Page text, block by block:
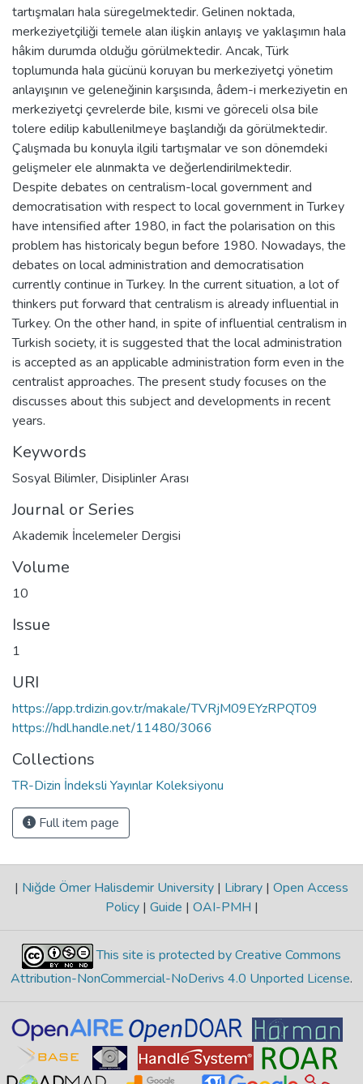
tartışmaları hala süregelmektedir. Gelinen noktada,
merkeziyetçiliği temele alan ilişkin anlayış ve yaklaşımın hala
hâkim durumda olduğu görülmektedir. Ancak, Türk
toplumunda hala gücünü koruyan bu merkeziyetçi yönetim
anlayışının ve geleneğinin karşısında, âdem-i merkeziyetin en
merkeziyetçi çevrelerde bile, kısmi ve göreceli olsa bile
tolere edilip kabullenilmeye başlandığı da görülmektedir.
Çalışmada bu konuyla ilgili tartışmalar ve son dönemdeki
gelişmeler ele alınmakta ve değerlendirilmektedir.
Despite debates on centralism-local government and
democratisation with respect to local government in Turkey
have intensified after 1980, in fact the polarisation on this
problem has historicaly begun before 1980. Nowadays, the
debates on local administration and democratisation
currently continue in Turkey. In the current situation, a lot of
thinkers put forward that centralism is already influential in
Turkey. On the other hand, in spite of influential centralism in
Turkish society, it is suggested that the local administration
is accepted as an applicable administration form even in the
centralist approaches. The present study focuses on the
discusses about this subject and developments in recent
years.
Keywords
Sosyal Bilimler, Disiplinler Arası
Journal or Series
Akademik İncelemeler Dergisi
Volume
10
Issue
1
URI
https://app.trdizin.gov.tr/makale/TVRjM09EYzRPQT09
https://hdl.handle.net/11480/3066
Collections
TR-Dizin İndeksli Yayınlar Koleksiyonu
Full item page
| Niğde Ömer Halisdemir University | Library | Open Access
Policy | Guide | OAI-PMH |
This site is protected by Creative Commons
Attribution-NonCommercial-NoDerivs 4.0 Unported License.